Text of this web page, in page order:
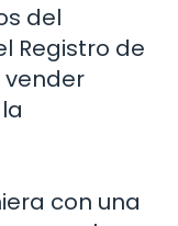
del
Registro de
vender
con una